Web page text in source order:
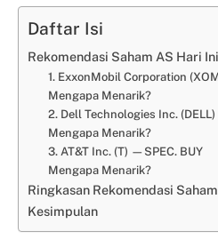
Daftar Isi
Rekomendasi Saham AS Hari
1. ExxonMobil Corporation
Mengapa Menarik?
2. Dell Technologies Inc.
Mengapa Menarik?
3. AT&T Inc. (T) —SPEC. BUY
Mengapa Menarik?
Ringkasan Rekomendasi
Kesimpulan